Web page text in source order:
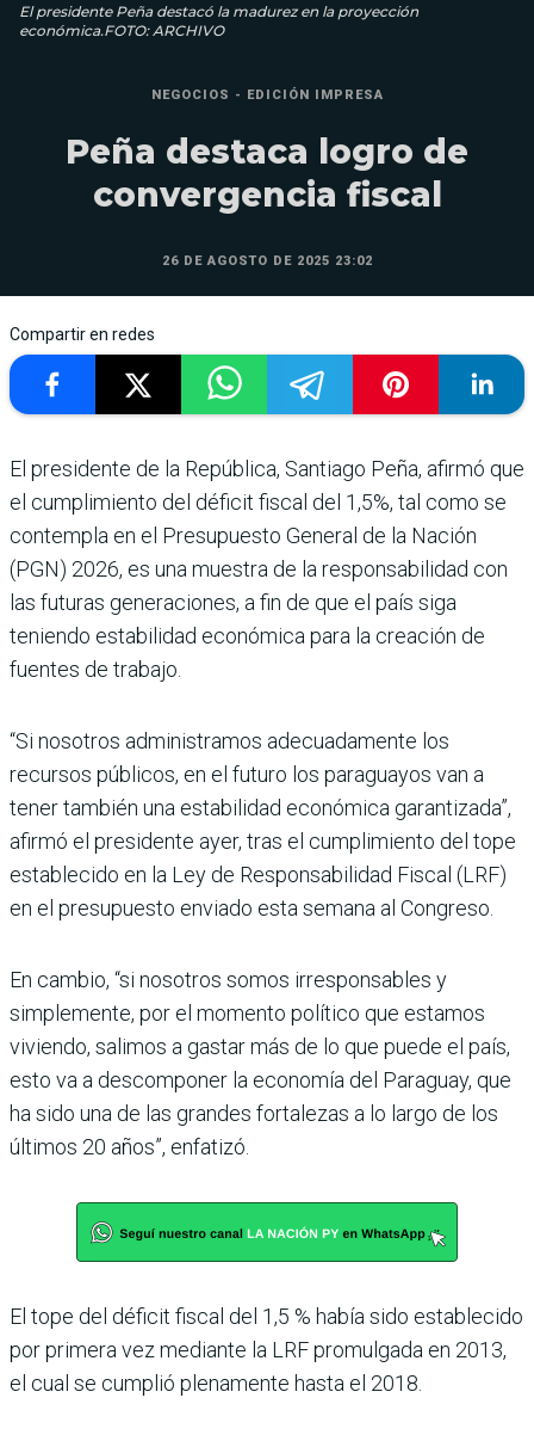
El presidente Peña destacó la madurez en la proyección
económica.FOTO: ARCHIVO
NEGOCIOS - EDICIÓN IMPRESA
Peña destaca logro de
convergencia fiscal
26 DE AGOSTO DE 2025 23:02
Compartir en redes
El presidente de la República, Santiago Peña, afirmó que
el cumplimiento del déficit fiscal del 1,5%, tal como se
contem­pla en el Presupuesto General de la Nación
(PGN) 2026, es una muestra de la responsa­bilidad con
las futuras genera­ciones, a fin de que el país siga
teniendo estabilidad econó­mica para la creación de
fuen­tes de trabajo.
“Si nosotros administramos adecuadamente los
recursos públicos, en el futuro los para­guayos van a
tener también una estabilidad económica garan­tizada”,
afirmó el presidente ayer, tras el cumplimiento del tope
establecido en la Ley de Responsabilidad Fiscal (LRF)
en el presupuesto enviado esta semana al Congreso.
En cambio, “si nosotros somos irresponsables y
simplemente, por el momento político que estamos
viviendo, salimos a gastar más de lo que puede el país,
esto va a descomponer la economía del Paraguay, que
ha sido una de las grandes fortale­zas a lo largo de los
últimos 20 años”, enfatizó.
El tope del déficit fiscal del 1,5 % había sido establecido
por primera vez mediante la LRF promulgada en 2013,
el cual se cumplió plenamente hasta el 2018.